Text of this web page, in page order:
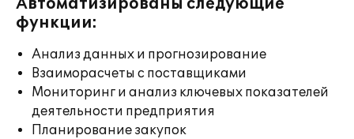
Автоматизированы следующие
функции:
Анализ данных и прогнозирование
Взаиморасчеты с поставщиками
Мониторинг и анализ ключевых показателей
деятельности предприятия
Планирование закупок